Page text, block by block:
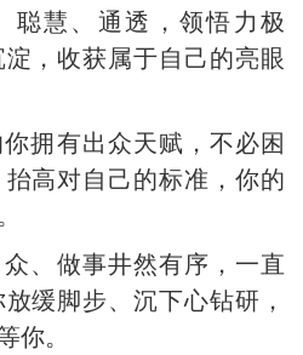
聪慧、通透，领悟力极
，收获属于自己的亮眼
拥有出众天赋，不必困
高对自己的标准，你的
、做事井然有序，一直
缓脚步、沉下心钻研，
你。